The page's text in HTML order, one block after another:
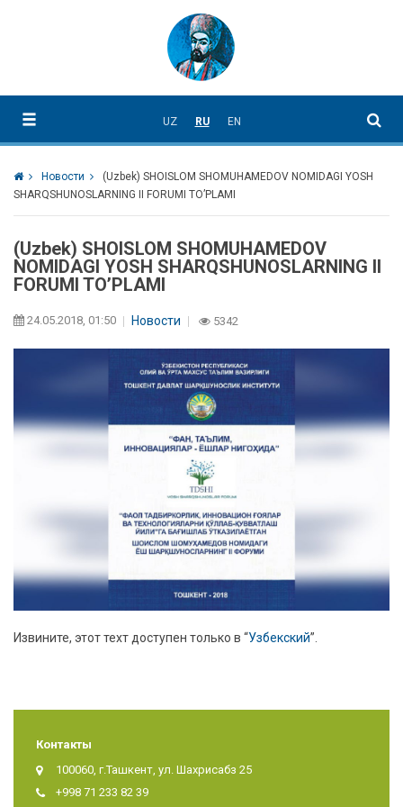
UZ RU EN
Новости
(Uzbek) SHOISLOM SHOMUHAMEDOV NOMIDAGI YOSH
SHARQSHUNOSLARNING II FORUMI TO’PLAMI
(Uzbek) SHOISLOM SHOMUHAMEDOV
NOMIDAGI YOSH SHARQSHUNOSLARNING II
FORUMI TO’PLAMI
24.05.2018, 01:50 Новости 5342
Извините, этот техт доступен только в “Узбекский”.
Контакты
100060, г.Ташкент, ул. Шахрисабз 25
+998 71 233 82 39